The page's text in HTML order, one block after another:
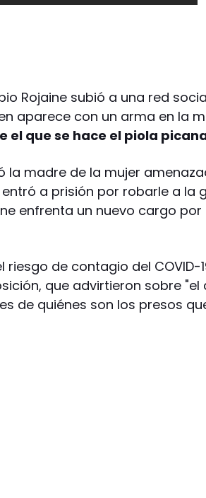
Rojaine subió a una red
aparece con un arma en la
el que se hace el piola
la madre de la mujer
a prisión por robarle a la
enfrenta un nuevo cargo
de contagio del COVID-
que advirtieron sobre "el
de quiénes son los presos